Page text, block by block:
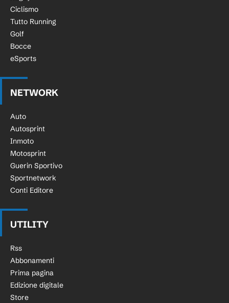
Ciclismo
Tutto Running
Golf
Bocce
eSports
NETWORK
Auto
Autosprint
Inmoto
Motosprint
Guerin Sportivo
Sportnetwork
Conti Editore
UTILITY
Rss
Abbonamenti
Prima pagina
Edizione digitale
Store